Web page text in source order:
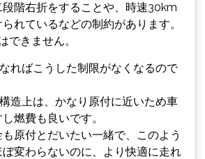
段階右折をすることや、時速30km
れているなどの制約があります。
できません。
ればこうした制限がなくなるので
造上は、かなり原付に近いため車
燃費も良いです。
原付とだいたい一緒で、このよう
変わらないのに、より快適に走れ